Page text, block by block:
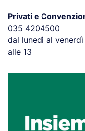
Privati e
035 4204500
dal lunedì al
alle 13